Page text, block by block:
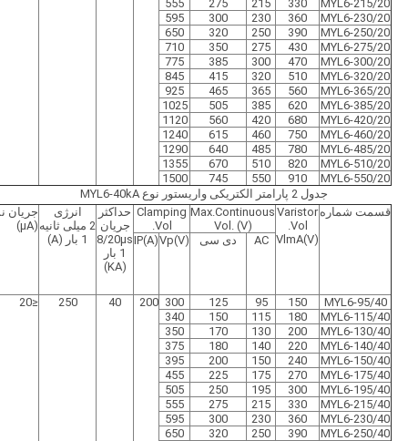
MYL6-215/20
330
215
275
555
MYL6-230/20
360
230
300
595
MYL6-250/20
390
250
320
650
MYL6-275/20
430
275
350
710
MYL6-300/20
470
300
385
775
MYL6-320/20
510
320
415
845
MYL6-365/20
560
365
465
925
MYL6-385/20
620
385
505
1025
MYL6-420/20
680
420
560
1120
MYL6-460/20
750
460
615
1240
MYL6-485/20
780
485
640
1290
MYL6-510/20
820
510
670
1355
MYL6-550/20
910
550
745
1500
جدول 2 پارامتر الکتریکی واریستور نوع MYL6-40kA
قسمت شمارهVaristor
Vol.
VlmA(V)
Max.Continuous
Vol. (V)
Clamping
Vol.
حداکثر
جریان
8/20μs
1 بار
(KA)
انرژی
2 میلی ثانیه
1 بار (A)
جریان
(μA)
AC
دی سی Vp(V)
IP(A)
MYL6-95/40
150
95
125
300
200
40
250
≤20
MYL6-115/40
180
115
150
340
MYL6-130/40
200
130
170
350
MYL6-140/40
220
140
180
375
MYL6-150/40
240
150
200
395
MYL6-175/40
270
175
225
455
MYL6-195/40
300
195
250
505
MYL6-215/40
330
215
275
555
MYL6-230/40
360
230
300
595
MYL6-250/40
390
250
320
650